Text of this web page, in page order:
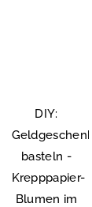
DIY:
Geldgeschenk
basteln -
Krepppapier-
Blumen im